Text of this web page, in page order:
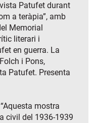
Patufet durant
a teràpia”, amb
Memorial
literari i
en guerra. La
i Pons,
Patufet. Presenta
mostra
civil del 1936-1939